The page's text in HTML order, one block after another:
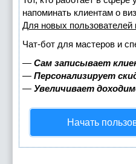
напоминать клиентам о
Для новых пользователей
Чат-бот для мастеров и
— Сам записывает
— Персонализирует
— Увеличивает
Начать